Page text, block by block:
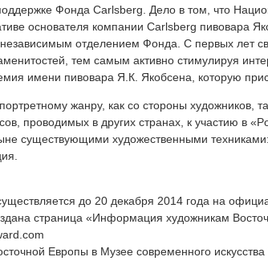
Фонда Carlsberg. Дело в том, что
основателя компании Carlsberg пивовара
отделением Фонда. С первых лет
тем самым активно стимулируя
имени пивовара Я.К. Якобсена, которую
жанру, как со стороны художников,
проводимых в других странах, к участию в
существующими художественными
до 20 декабря 2014 года на
страница «Информация художникам
Европы в Музее современного